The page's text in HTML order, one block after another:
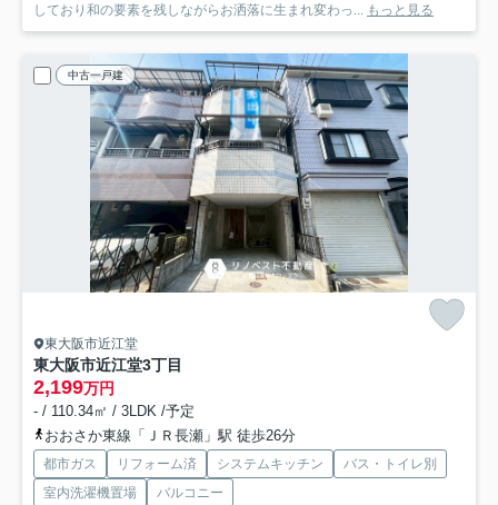
しており和の要素を残しながらお洒落に生まれ変わっ...
もっと見る
中古一戸建
東大阪市近江堂
東大阪市近江堂3丁目
2,199万円
- / 110.34㎡ / 3LDK /予定
おおさか東線「ＪＲ長瀬」駅 徒歩26分
都市ガス リフォーム済 システムキッチン
バス・トイレ別
室内洗濯機置場
バルコニー